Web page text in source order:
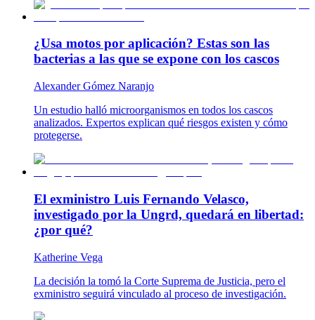
¿Usa motos por aplicación? Estas son las
bacterias a las que se expone con los cascos
Alexander Gómez Naranjo
Un estudio halló microorganismos en todos los cascos
analizados. Expertos explican qué riesgos existen y cómo
protegerse.
El exministro Luis Fernando Velasco,
investigado por la Ungrd, quedará en libertad:
¿por qué?
Katherine Vega
La decisión la tomó la Corte Suprema de Justicia, pero el
exministro seguirá vinculado al proceso de investigación.